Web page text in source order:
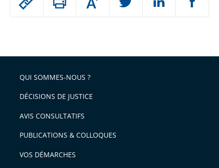
arriver
après
Augmenter
ou
l'article
pour
avant
QUI SOMMES-NOUS ?
DÉCISIONS DE JUSTICE
AVIS CONSULTATIFS
PUBLICATIONS & COLLOQUES
VOS DÉMARCHES